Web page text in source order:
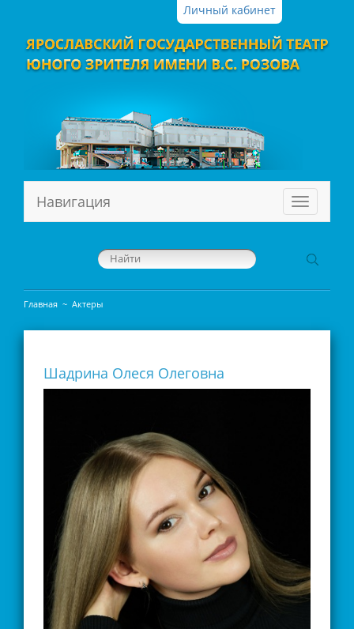
Личный кабинет
Меню
Навигация
Главная ~ Актеры
Шадрина Олеся Олеговна